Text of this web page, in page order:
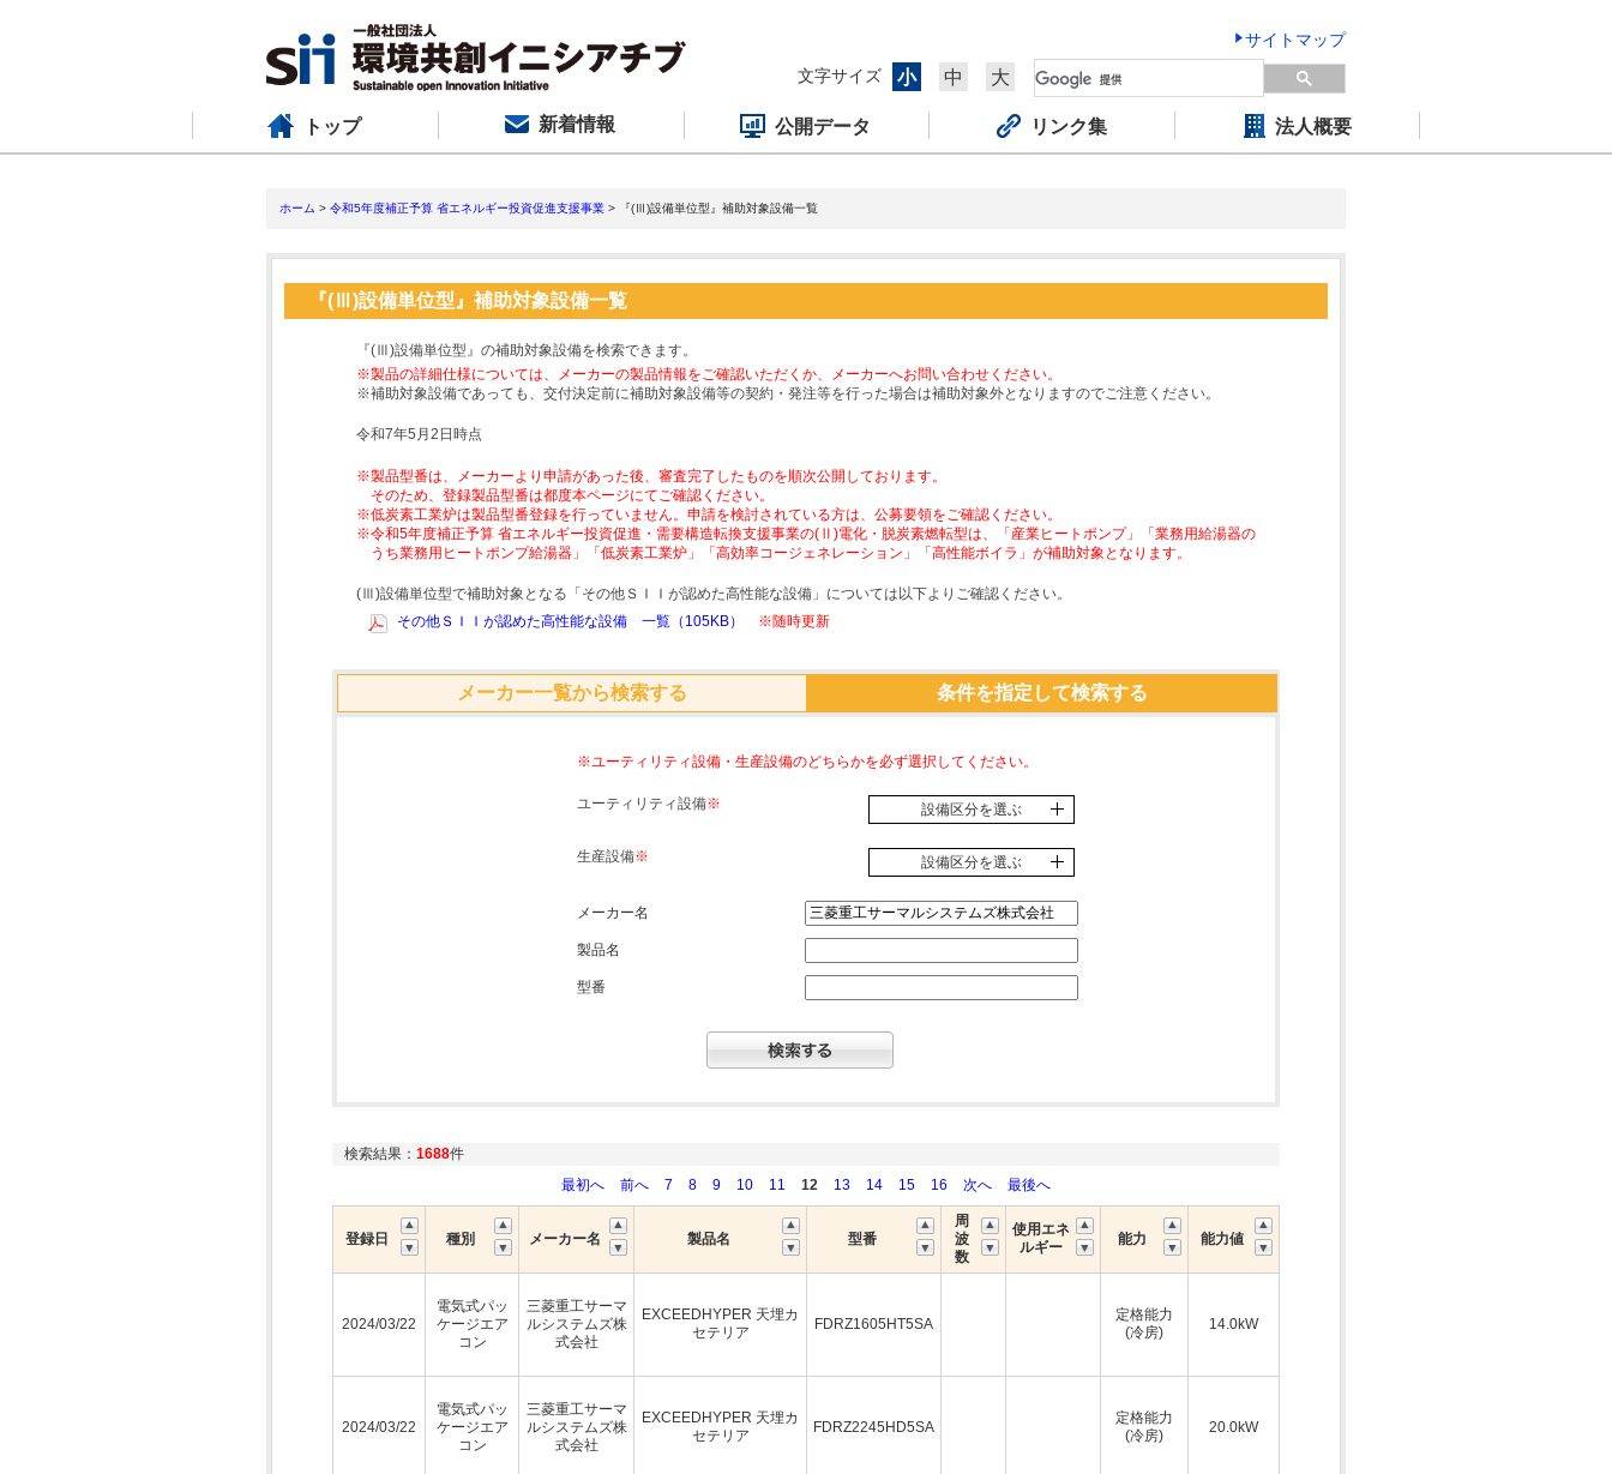
サイトマップ
文字サイズ
小 中 大
トップ 新着情報 公開データ リンク集 法人概要
ホーム > 令和5年度補正予算 省エネルギー投資促進支援事業 > 『(Ⅲ)設備単位型』補助対象設備一覧
『(Ⅲ)設備単位型』補助対象設備一覧
『(Ⅲ)設備単位型』の補助対象設備を検索できます。
※製品の詳細仕様については、メーカーの製品情報をご確認いただくか、メーカーへお問い合わせください。
※補助対象設備であっても、交付決定前に補助対象設備等の契約・発注等を行った場合は補助対象外となりますのでご注意ください。
令和7年5月2日時点
※製品型番は、メーカーより申請があった後、審査完了したものを順次公開しております。
そのため、登録製品型番は都度本ページにてご確認ください。
※低炭素工業炉は製品型番登録を行っていません。申請を検討されている方は、公募要領をご確認ください。
※令和5年度補正予算 省エネルギー投資促進・需要構造転換支援事業の(Ⅱ)電化・脱炭素燃転型は、「産業ヒートポンプ」「業務用給湯器の
うち業務用ヒートポンプ給湯器」「低炭素工業炉」「高効率コージェネレーション」「高性能ボイラ」が補助対象となります。
(Ⅲ)設備単位型で補助対象となる「その他ＳＩＩが認めた高性能な設備」については以下よりご確認ください。
その他ＳＩＩが認めた高性能な設備 一覧（105KB）
※随時更新
メーカー一覧から検索する 条件を指定して検索する
※ユーティリティ設備・生産設備のどちらかを必ず選択してください。
ユーティリティ設備※ 設備区分を選ぶ
生産設備※ 設備区分を選ぶ
メーカー名
製品名
型番
検索結果： 1688件
最初へ
前へ 7 8 9 10 11 12 13 14 15 16 次へ 最後へ
登録日 種別 メーカー名 製品名 型番
周
波
数
使用エネ
ルギー
能力 能力値
2024/03/22
電気式パッ
ケージエア
コン
三菱重工サーマ
ルシステムズ株
式会社
EXCEEDHYPER 天埋カ
セテリア
FDRZ1605HT5SA
定格能力
(冷房)
14.0kW
2024/03/22
電気式パッ
ケージエア
コン
三菱重工サーマ
ルシステムズ株
式会社
EXCEEDHYPER 天埋カ
セテリア
FDRZ2245HD5SA
定格能力
(冷房)
20.0kW